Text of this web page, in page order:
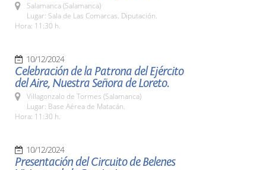
Salamanca (Salamanca)
Lugar: Sala de Las Comarcas. Diputación.
Hora: 11:30 h.
10/12/2024
Celebración de la Patrona del Ejército
del Aire, Nuestra Señora de Loreto.
Villagonzalo de Tormes (Salamanca)
Lugar: Base Aérea de Matacán.
Hora: 11:30 h.
10/12/2024
Presentación del Circuito de Belenes